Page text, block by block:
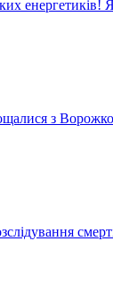
енергетиків!
з